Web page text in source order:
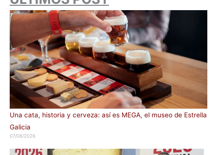
Una cata, historia y cerveza: así es MEGA, el museo de Estrella
Galicia
07/08/2026